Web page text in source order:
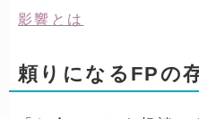
影響とは
頼りになるFPの